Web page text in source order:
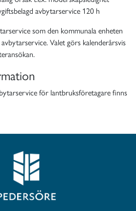
avbytarservice 120 h
som den kommunala enheten
Valet görs kalenderårsvis
för lantbruksföretagare finns